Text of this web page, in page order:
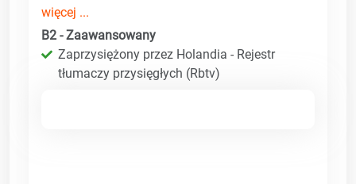
więcej ...
B2 - Zaawansowany
Zaprzysiężony przez Holandia - Rejestr
tłumaczy przysięgłych (Rbtv)